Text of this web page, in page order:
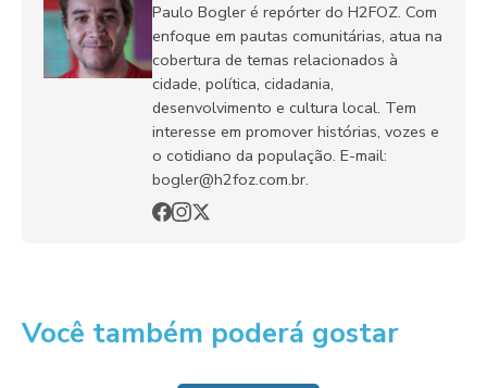
Paulo Bogler é repórter do H2FOZ. Com
enfoque em pautas comunitárias, atua na
cobertura de temas relacionados à
cidade, política, cidadania,
desenvolvimento e cultura local. Tem
interesse em promover histórias, vozes e
o cotidiano da população. E-mail:
bogler@h2foz.com.br.
Você também poderá gostar